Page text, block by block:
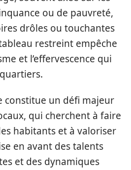
ou de pauvreté,
drôles ou touchantes
restreint empêche
et l’effervescence qui
constitue un défi majeur
qui cherchent à faire
habitants et à valoriser
en avant des talents
et des dynamiques